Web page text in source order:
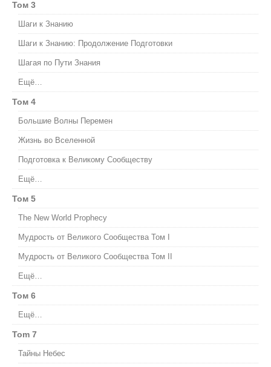
Том 3
Шаги к Знанию
Шаги к Знанию: Продолжение Подготовки
Шагая по Пути Знания
Ещё…
Том 4
Большие Волны Перемен
Жизнь во Вселенной
Подготовка к Великому Сообществу
Ещё…
Том 5
The New World Prophecy
Мудрость от Великого Сообщества Том I
Мудрость от Великого Сообщества Том II
Ещё…
Том 6
Ещё…
Tom 7
Тайны Небес